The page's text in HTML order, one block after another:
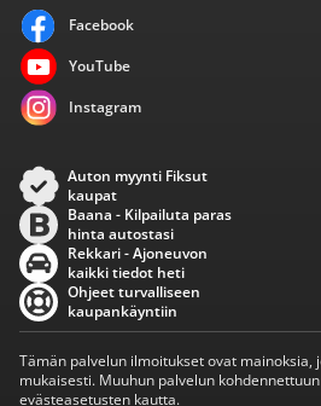
Facebook
YouTube
Instagram
Auton myynti Fiksut
kaupat
Baana - Kilpailuta paras
hinta autostasi
Rekkari - Ajoneuvon
kaikki tiedot heti
Ohjeet turvalliseen
kaupankäyntiin
Tämän palvelun ilmoitukset ovat mainoksia,
mukaisesti. Muuhun palvelun
evästeasetusten kautta.